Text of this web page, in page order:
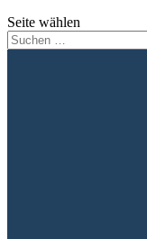
Seite wählen